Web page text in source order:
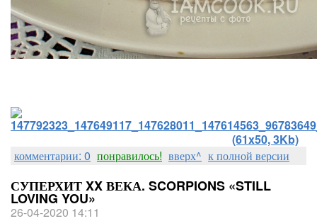
комментарии: 0 понравилось! вверх^ к полной версии
СУПЕРХИТ XX ВЕКА. SCORPIONS «STILL
LOVING YOU»
26-04-2020 14:11